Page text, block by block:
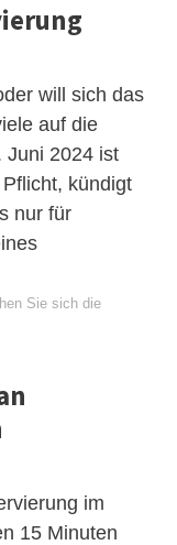
will sich das
auf die
Juni 2024 ist
kündigt
nur für
Sie sich die
im
15 Minuten